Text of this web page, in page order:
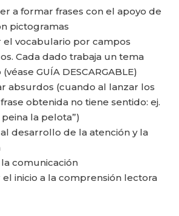
a formar frases con el apoyo de
pictogramas
el vocabulario por campos
Cada dado trabaja un tema
GUÍA DESCARGABLE)
absurdos (cuando al lanzar los
obtenida no tiene sentido: ej.
peina la pelota”)
desarrollo de la atención y la
comunicación
el inicio a la comprensión lectora